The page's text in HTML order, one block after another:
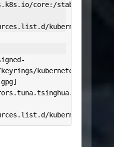
core:/stable:/v1.32/
. list .d /kubernetes
kubernetes-
. list .d /kubernetes